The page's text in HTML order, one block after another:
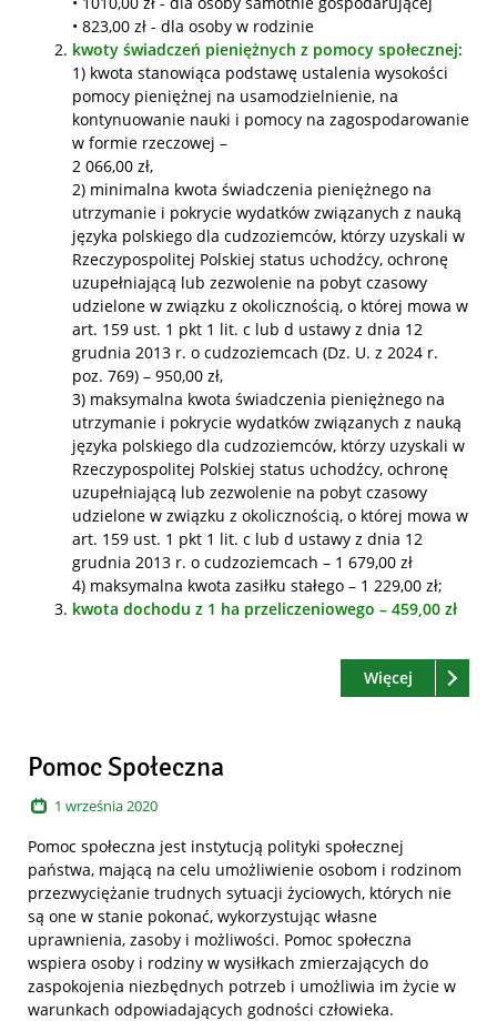
• 823,00 zł - dla osoby w rodzinie
kwoty świadczeń pieniężnych z pomocy społecznej:
1) kwota stanowiąca podstawę ustalenia wysokości
pomocy pieniężnej na usamodzielnienie, na
kontynuowanie nauki i pomocy na zagospodarowanie
w formie rzeczowej –
2 066,00 zł,
2) minimalna kwota świadczenia pieniężnego na
utrzymanie i pokrycie wydatków związanych z nauką
języka polskiego dla cudzoziemców, którzy uzyskali w
Rzeczypospolitej Polskiej status uchodźcy, ochronę
uzupełniającą lub zezwolenie na pobyt czasowy
udzielone w związku z okolicznością, o której mowa w
art. 159 ust. 1 pkt 1 lit. c lub d ustawy z dnia 12
grudnia 2013 r. o cudzoziemcach (Dz. U. z 2024 r.
poz. 769) – 950,00 zł,
3) maksymalna kwota świadczenia pieniężnego na
utrzymanie i pokrycie wydatków związanych z nauką
języka polskiego dla cudzoziemców, którzy uzyskali w
Rzeczypospolitej Polskiej status uchodźcy, ochronę
uzupełniającą lub zezwolenie na pobyt czasowy
udzielone w związku z okolicznością, o której mowa w
art. 159 ust. 1 pkt 1 lit. c lub d ustawy z dnia 12
grudnia 2013 r. o cudzoziemcach – 1 679,00 zł
4) maksymalna kwota zasiłku stałego – 1 229,00 zł;
kwota dochodu z 1 ha przeliczeniowego – 459,00 zł
Czytaj
Więcej o:
Pomoc Społeczna
1 września2020
Pomoc społeczna jest instytucją polityki społecznej
państwa, mającą na celu umożliwienie osobom i rodzinom
przezwyciężanie trudnych sytuacji życiowych, których nie
są one w stanie pokonać, wykorzystując własne
uprawnienia, zasoby i możliwości. Pomoc społeczna
wspiera osoby i rodziny w wysiłkach zmierzających do
zaspokojenia niezbędnych potrzeb i umożliwia im życie w
warunkach odpowiadających godności człowieka.